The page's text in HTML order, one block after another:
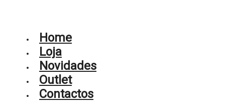
Home
Loja
Novidades
Outlet
Contactos